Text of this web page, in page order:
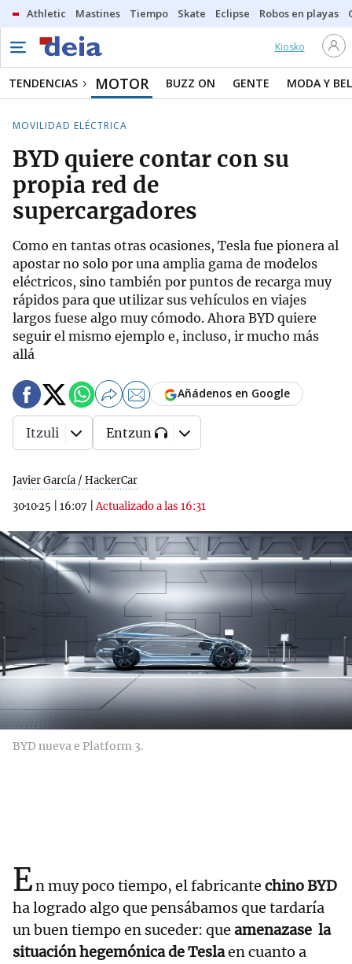
Athletic Mastines Tiempo Skate Eclipse Robos en playas
Kiosko
TENDENCIAS MOTOR BUZZ ON GENTE MODA Y
MOVILIDAD ELÉCTRICA
BYD quiere contar con su
propia red de
supercargadores
Como en tantas otras ocasiones, Tesla fue pionera al
apostar no solo por una amplia gama de modelos
eléctricos, sino también por puntos de recarga muy
rápidos para que utilizar sus vehículos en viajes
largos fuese algo muy cómodo. Ahora BYD quiere
seguir el mismo ejemplo e, incluso, ir mucho más
allá
Javier García / HackerCar
30·10·25
16:07 |Actualizado a las 16:31
Añádenos en Google
Itzuli Entzun
BYD nueva e Platform 3.
En muy poco tiempo, el fabricante chino BYD
ha logrado algo que pensábamos que tardaría
un buen tiempo en suceder: que amenazase la
situación hegemónica de Teslaen cuanto a